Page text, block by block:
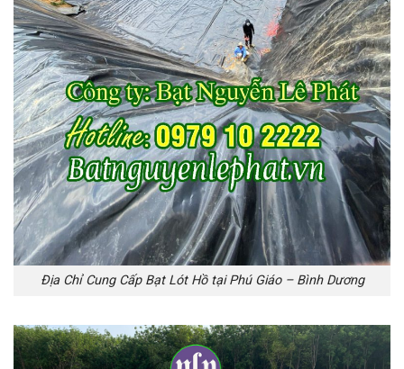
Địa Chỉ Cung Cấp Bạt Lót Hồ tại Phú Giáo – Bình Dương